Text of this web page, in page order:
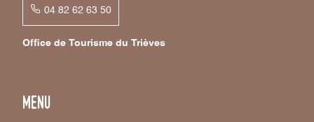
04 82 62 63 50
Office de Tourisme du Trièves
Menu